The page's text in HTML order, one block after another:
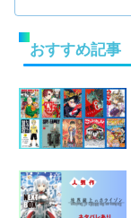
おすすめ記事